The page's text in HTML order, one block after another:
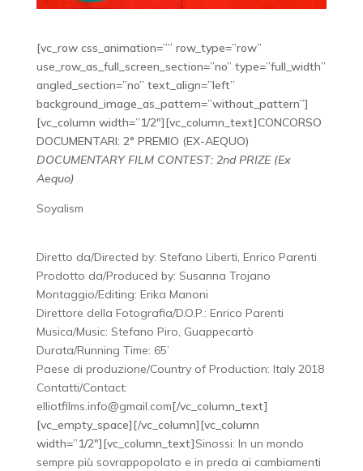
[vc_row css_animation=”” row_type=”row”
use_row_as_full_screen_section=”no” type=”full_width”
angled_section=”no” text_align=”left”
background_image_as_pattern=”without_pattern”]
[vc_column width=”1/2″][vc_column_text]CONCORSO
DOCUMENTARI: 2° PREMIO (EX-AEQUO)
DOCUMENTARY FILM CONTEST: 2nd PRIZE (Ex
Aequo)
Soyalism
Diretto da/Directed by: Stefano Liberti, Enrico Parenti
Prodotto da/Produced by: Susanna Trojano
Montaggio/Editing: Erika Manoni
Direttore della Fotografia/D.O.P.: Enrico Parenti
Musica/Music: Stefano Piro, Guappecartò
Durata/Running Time: 65’
Paese di produzione/Country of Production: Italy 2018
Contatti/Contact:
elliotfilms.info@gmail.com[/vc_column_text]
[vc_empty_space][/vc_column][vc_column
width=”1/2″][vc_column_text]Sinossi: In un mondo
sempre più sovrappopolato e in preda ai cambiamenti